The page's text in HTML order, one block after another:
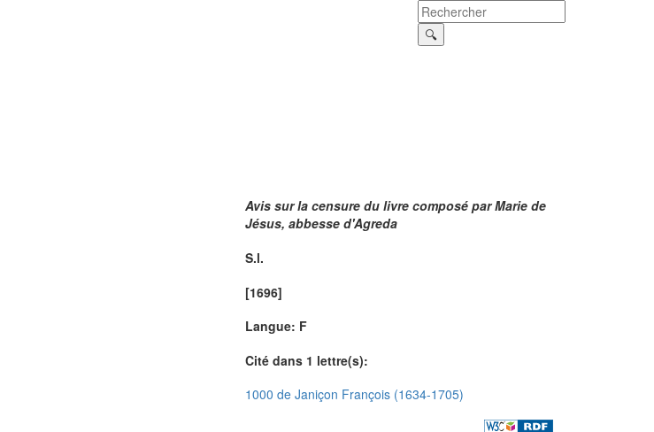
Avis sur la censure du livre composé par Marie de
Jésus, abbesse d'Agreda
S.l.
[1696]
Langue: F
Cité dans 1 lettre(s):
1000 de Janiçon François (1634-1705)